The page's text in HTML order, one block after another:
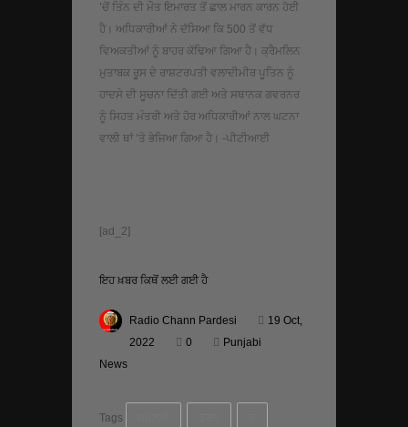
’ਚੋਂ ਤਿੰਨ ਦੀ ਮੌਤ ਇਮਾਰਤ ਤੋਂ ਛਾਲ ਮਾਰਨ ਕਾਰਨ ਹੋਈ
ਹੈ। ਅਧਿਕਾਰੀਆਂ ਨੇ ਦੱਸਿਆ ਕਿ 500 ਤੋਂ ਵੱਧ
ਵਿਅਕਤੀਆਂ ਨੂੰ ਬਾਹਰ ਕੱਢਿਆ ਗਿਆ ਹੈ। ਕ੍ਰੈਮਲਿਨ
ਮੁਤਾਬਕ ਰੂਸ ਦੇ ਰਾਸ਼ਟਰਪਤੀ ਵਲਾਦੀਮੀਰ ਪੂਤਿਨ ਨੂੰ
ਹਾਦਸੇ ਦੀ ਸੂਚਨਾ ਦਿੱਤੀ ਗਈ ਅਤੇ ਸਥਾਨਕ ਗਵਰਨਰ
ਨੂੰ ਸਿਹਤ ਮੰਤਰੀ ਅਤੇ ਹੋਰ ਅਧਿਕਾਰੀਆਂ ਨਾਲ ਘਟਨਾ
ਵਾਲੀ ਥਾਂ ’ਤੇ ਭੇਜਿਆ ਗਿਆ ਹੈ। -ਪੀਟੀਆਈ
[ad_2]
ਇਹ ਖ਼ਬਰ ਕਿਥੋਂ ਲਈ ਗਈ ਹੈ
Radio Chann Pardesi
19 Oct,
2022
0
Punjabi
News
Tags